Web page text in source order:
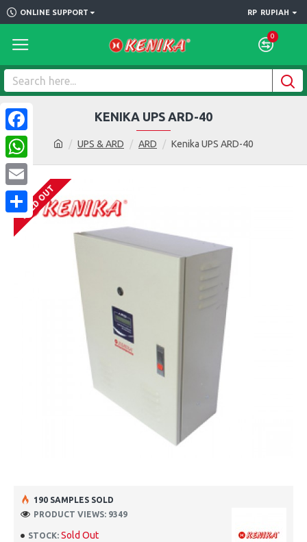
ONLINE SUPPORT RP RUPIAH
0
UPS & ARD ARD Kenika UPS ARD-40
KENIKA UPS ARD-40
SOLD OUT
STOCK: Sold Out
190 SAMPLES SOLD
PRODUCT VIEWS: 9349
Facebook
WhatsApp
Email
Share